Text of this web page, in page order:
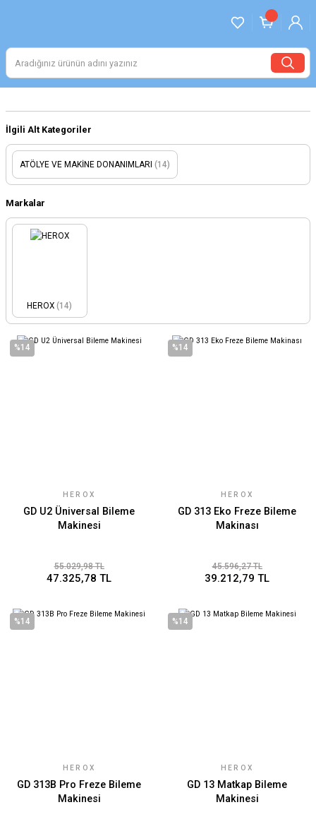
İlgili Alt Kategoriler
ATÖLYE VE MAKİNE DONANIMLARI (14)
Markalar
HEROX(14)
%14
HEROX
GD U2 Üniversal Bileme
Makinesi
55.029,98 TL
47.325,78 TL
%14
HEROX
GD 313 Eko Freze Bileme
Makinası
45.596,27 TL
39.212,79 TL
%14
HEROX
GD 313B Pro Freze Bileme
Makinesi
%14
HEROX
GD 13 Matkap Bileme
Makinesi